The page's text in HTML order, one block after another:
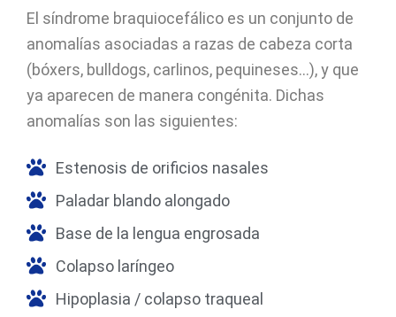
El síndrome braquiocefálico es un conjunto de
anomalías asociadas a razas de cabeza corta
(bóxers, bulldogs, carlinos, pequineses…), y que
ya aparecen de manera congénita. Dichas
anomalías son las siguientes:
Estenosis de orificios nasales
Paladar blando alongado
Base de la lengua engrosada
Colapso laríngeo
Hipoplasia / colapso traqueal